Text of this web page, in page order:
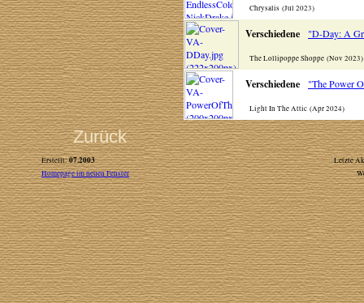
Chrysalis (Jul 2023)
Verschiedene "D-Day: A
The Lollipoppe Shoppe (Nov
Verschiedene "The Power
Light In The Attic (Apr 2024)
Zurück
Erstellt:07.2003
Letzte
Homepage im neuen Fenster